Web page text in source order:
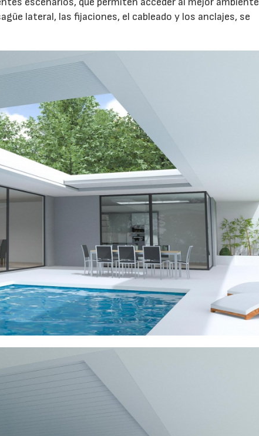
lateral, las fijaciones, el cableado y los anclajes, se
30/07/2026